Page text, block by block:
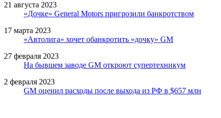
21 августа 2023
«Дочке» General Motors пригрозили банкротством
17 марта 2023
«Автолига» хочет обанкротить «дочку» GM
27 февраля 2023
На бывшем заводе GM откроют супертехникум
2 февраля 2023
GM оценил расходы после выхода из РФ в $657 млн